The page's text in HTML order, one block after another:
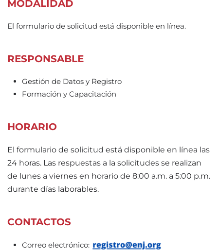
MODALIDAD
El formulario de solicitud está disponible en línea.
RESPONSABLE
Gestión de Datos y Registro
Formación y Capacitación
HORARIO
El formulario de solicitud está disponible en línea las
24 horas. Las respuestas a la solicitudes se realizan
de lunes a viernes en horario de 8:00 a.m. a 5:00 p.m.
durante días laborables.
CONTACTOS
Correo electrónico: